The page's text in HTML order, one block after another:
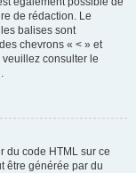
de rédaction. Le
balises sont
chevrons « < » et
veuillez consulter le
du code HTML sur ce
être générée par du